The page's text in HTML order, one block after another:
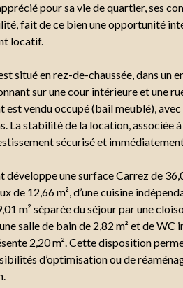
pour sa vie de quartier, ses
fait de ce bien une opportunité
locatif.
situé en rez-de-chaussée, dans un
sur une cour intérieure et une
est vendu occupé (bail meublé),
La stabilité de la location, associée
sécurisé et
développe une surface Carrez de
de 12,66 m², d’une cuisine
m² séparée du séjour par une
salle de bain de 2,82 m² et de WC
2,20 m². Cette disposition
d’optimisation ou de